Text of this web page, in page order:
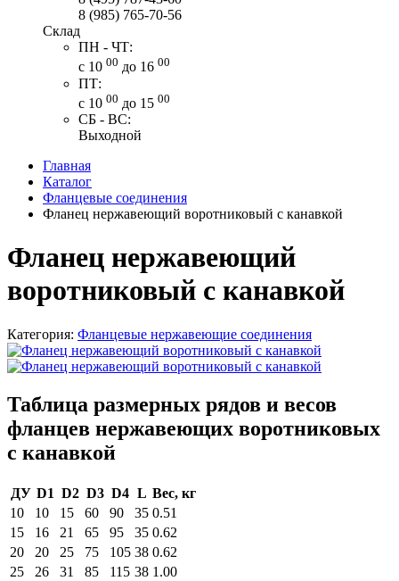
8 (985) 765-70-56
Склад
ПН - ЧТ:
с 10 00 до 16 00
ПТ:
с 10 00 до 15 00
СБ - ВС:
Выходной
Главная
Каталог
Фланцевые соединения
Фланец нержавеющий воротниковый с канавкой
Фланец нержавеющий
воротниковый с канавкой
Категория: Фланцевые нержавеющие соединения
Таблица размерных рядов и весов
фланцев нержавеющих воротниковых
с канавкой
ДУ D1 D2 D3 D4 L Вес, кг
10
10 15 60 90 35 0.51
15
16 21 65 95 35 0.62
20
20 25 75 105 38 0.62
25
26 31 85 115 38 1.00